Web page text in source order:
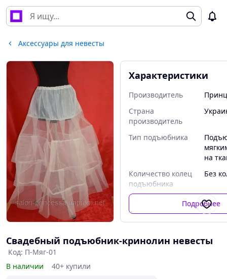
Аксессуары для невесты
Характеристики
Производитель
Страна
производитель
Тип подъюбника
на
Количество колец
подъюбника
Без
Цвет Белый
Подробнее
Свадебный подъюбник-кринолин невесты
Код: П-Мяг-01
В наличии
40+ купили